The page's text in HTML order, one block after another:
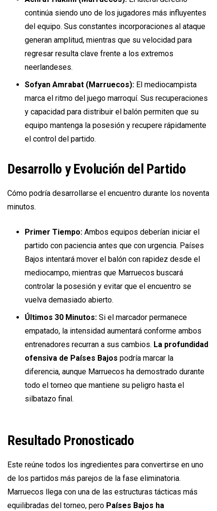
continúa siendo uno de los jugadores más influyentes
del equipo. Sus constantes incorporaciones al ataque
generan amplitud, mientras que su velocidad para
regresar resulta clave frente a los extremos
neerlandeses.
Sofyan Amrabat (Marruecos): El mediocampista
marca el ritmo del juego marroquí. Sus recuperaciones
y capacidad para distribuir el balón permiten que su
equipo mantenga la posesión y recupere rápidamente
el control del partido.
Desarrollo y Evolución del Partido
Cómo podría desarrollarse el encuentro durante los noventa
minutos.
Primer Tiempo: Ambos equipos deberían iniciar el
partido con paciencia antes que con urgencia. Países
Bajos intentará mover el balón con rapidez desde el
mediocampo, mientras que Marruecos buscará
controlar la posesión y evitar que el encuentro se
vuelva demasiado abierto.
Últimos 30 Minutos: Si el marcador permanece
empatado, la intensidad aumentará conforme ambos
entrenadores recurran a sus cambios. La profundidad
ofensiva de Países Bajos podría marcar la
diferencia, aunque Marruecos ha demostrado durante
todo el torneo que mantiene su peligro hasta el
silbatazo final.
Resultado Pronosticado
Este reúne todos los ingredientes para convertirse en uno
de los partidos más parejos de la fase eliminatoria.
Marruecos llega con una de las estructuras tácticas más
equilibradas del torneo, pero Países Bajos ha